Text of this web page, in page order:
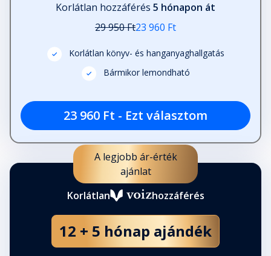
Korlátlan hozzáférés 5 hónapon át
29 950 Ft23 960 Ft
Korlátlan könyv- és hanganyaghallgatás
Bármikor lemondható
23 960 Ft - Ezt választom
A legjobb ár-érték
ajánlat
Korlátlan
hozzáférés
12 + 5 hónap ajándék